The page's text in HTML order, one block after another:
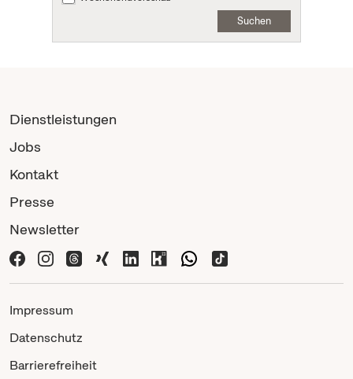
Suchen
Dienstleistungen
Jobs
Kontakt
Presse
Newsletter
Impressum
Datenschutz
Barrierefreiheit